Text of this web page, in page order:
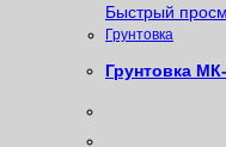
Быстрый
Грунтовка
Грунтовка